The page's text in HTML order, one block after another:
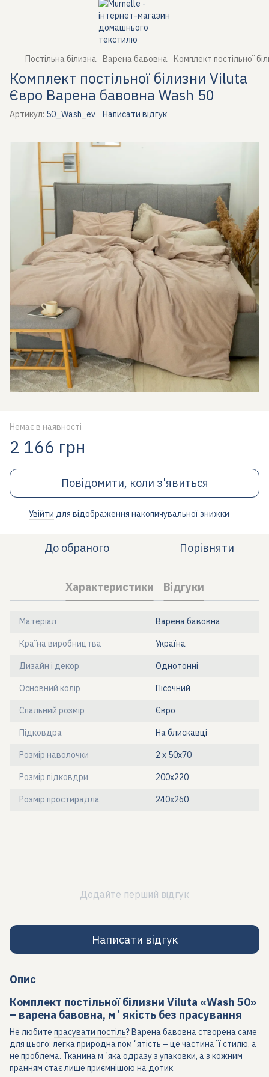
Постільна білизна Варена бавовна Комплект постільної
Комплект постільної білизни Viluta
Євро Варена бавовна Wash 50
Артикул: 50_Wash_ev Написати відгук
Немає в наявності
2 166 грн
Повідомити, коли з'явиться
Увійти для відображення накопичувальної знижки
До обраного Порівняти
Характеристики Відгуки
Матеріал Варена бавовна
Країна виробництва Україна
Дизайн і декор Однотонні
Основний колір Пісочний
Спальний розмір Євро
Підковдра На блискавці
Розмір наволочки 2 х 50х70
Розмір підковдри 200х220
Розмір простирадла 240х260
Додайте перший відгук
Написати відгук
Опис
Комплект постільної білизни Viluta «Wash 50»
– варена бавовна, мʼякість без прасування
Не любите прасувати постіль? Варена бавовна створена саме
для цього: легка природна помʼятість – це частина її стилю, а
не проблема. Тканина мʼяка одразу з упаковки, а з кожним
пранням стає лише приємнішою на дотик.